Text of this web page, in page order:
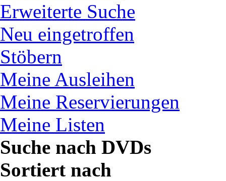
Erweiterte Suche
Neu eingetroffen
Stöbern
Meine Ausleihen
Meine Reservierungen
Meine Listen
Suche nach DVDs
Sortiert nach